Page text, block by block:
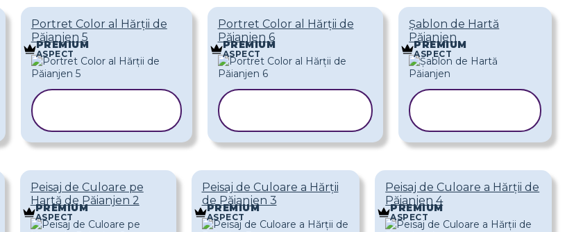
Portret Color al Hărții de
Păianjen 5
PREMIUM
ASPECT
Portret Color al Hărții de
Păianjen 6
PREMIUM
ASPECT
Șablon de Hartă
Păianjen
PREMIUM
ASPECT
Peisaj de Culoare pe
Hartă de Păianjen 2
PREMIUM
ASPECT
Peisaj de Culoare a Hărții
de Păianjen 3
PREMIUM
ASPECT
Peisaj de Culoare a Hărții de
Păianjen 4
PREMIUM
ASPECT